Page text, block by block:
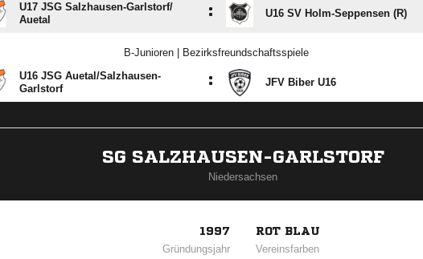
U17 JSG Salzhausen-Garlstorf/​
Auetal
: U16 SV Holm-Seppensen (R)
B-Junioren | Bezirksfreundschaftsspiele
U16 JSG Auetal/​Salzhausen-
Garlstorf
: JFV Biber U16
SG SALZHAUSEN-GARLSTORF
Niedersachsen
1997
Gründungsjahr
ROT BLAU
Vereinsfarben